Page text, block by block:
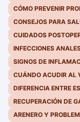
CÓMO PREVENIR
CONSEJOS PARA
CUIDADOS
INFECCIONES
SIGNOS DE
CUÁNDO ACUDIR AL
DIFERENCIA ENTRE
RECUPERACIÓN DE
ARENERO Y